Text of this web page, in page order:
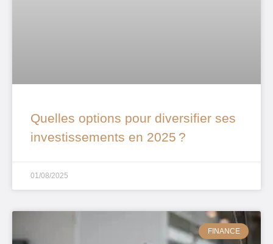
Quelles options pour diversifier ses
investissements en 2025 ?
01/08/2025
FINANCE